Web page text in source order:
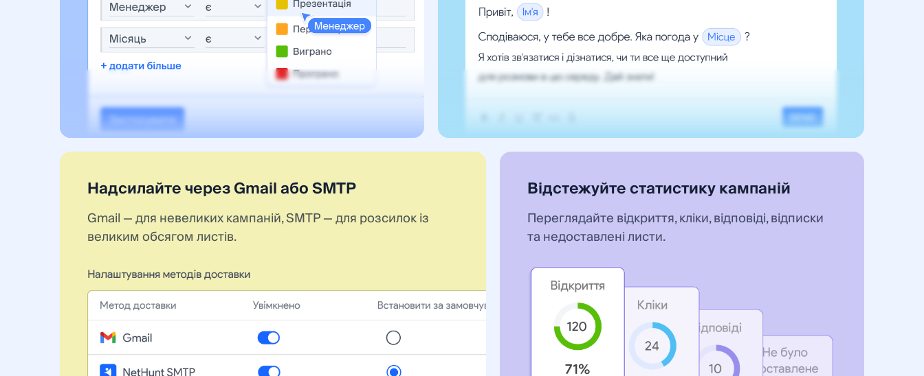
Надсилайте через Gmail або SMTP
Gmail — для невеликих кампаній, SMTP — для розсилок із
великим обсягом листів.
Відстежуйте статистику кампаній
Переглядайте відкриття, кліки, відповіді, відписки
та недоставлені листи.